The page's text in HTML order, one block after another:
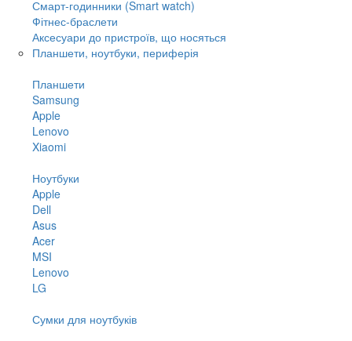
Смарт-годинники (Smart watch)
Фітнес-браслети
Аксесуари до пристроїв, що носяться
Планшети, ноутбуки, периферія
Планшети
Samsung
Apple
Lenovo
Xiaomi
Ноутбуки
Apple
Dell
Asus
Acer
MSI
Lenovo
LG
Сумки для ноутбуків